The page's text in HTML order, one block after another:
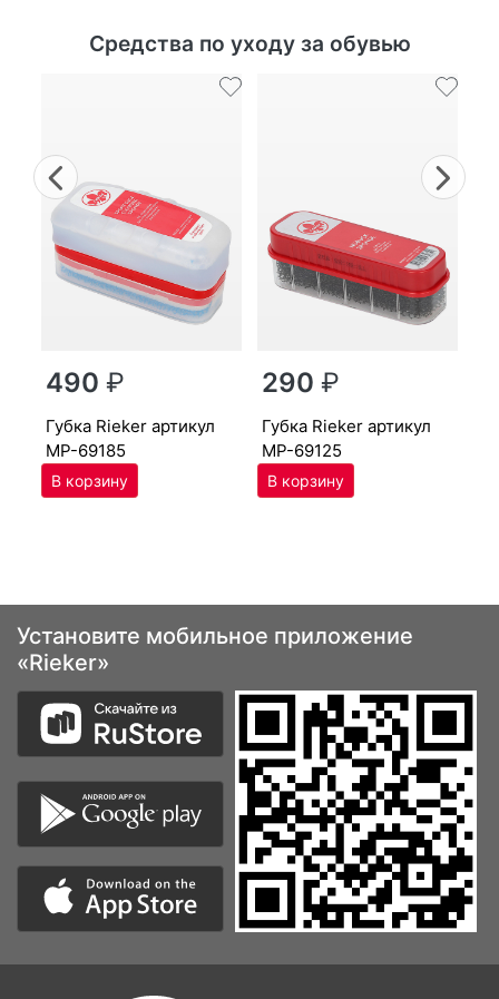
Средства по уходу за обувью
Previous
490₽
губ­ка Ri­eker артикул
MP-69185
290₽
губ­ка Ri­eker артикул
MP-69125
Установите мобильное приложение
«Rieker»